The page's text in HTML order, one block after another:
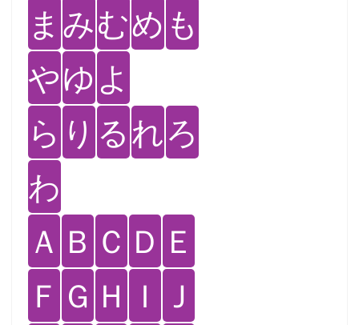
ま みむめ も
やゆ よ
ら り るれろ
わ
Ａ Ｂ Ｃ Ｄ Ｅ
Ｆ Ｇ Ｈ Ｉ Ｊ